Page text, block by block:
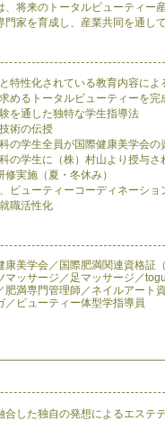
将来のトータルビューティー
家を育成し、産業共同を通し
特性化されている教育内容に
めるトータルビューティーを完
を通した独特な学生指導法
術の伝授
の学生全員が国際健康美学会の
の学生に（株）村山より授与さ
実施（夏・冬休み）
ビューティーコーディネーシ
職活性化
美学会／国際肥満関連資格証
ッサージ／足マッサージ／
満専門管理師／ネイルアート
ビューティー体型学指導員
した独自の発想によるエステ